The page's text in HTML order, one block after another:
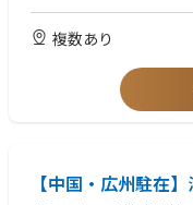
②原料調達、製品販売とも
争は年々厳しさを増して
結果としての成約は当社
事の充実感を感じます。
③マーケティング、取引条
＜歓迎要件＞
・工場マネジメント経験
・海外勤務(長期出張もし
・現地語(インドネシア語)
＜求める人物像＞
複数あり
【中国・広州駐在